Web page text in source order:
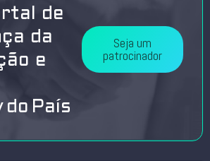
de
da
e
País
Seja um
patrocinador